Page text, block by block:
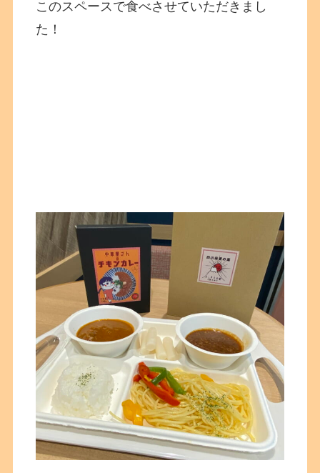
このスペースで食べさせていただきまし
た！